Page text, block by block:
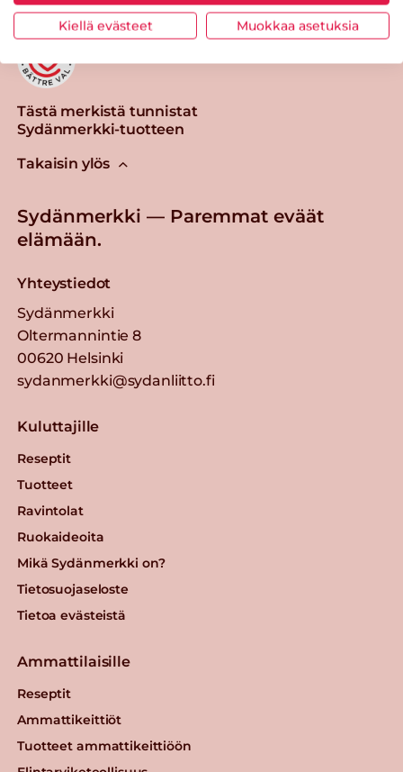
Tästä merkistä tunnistat
Sydänmerkki-tuotteen
Takaisin ylös
Sydänmerkki — Paremmat eväät
elämään.
Yhteystiedot
Sydänmerkki
Oltermannintie 8
00620 Helsinki
sydanmerkki@sydanliitto.fi
Kuluttajille
Reseptit
Tuotteet
Ravintolat
Ruokaideoita
Mikä Sydänmerkki on?
Tietosuojaseloste
Tietoa evästeistä
Ammattilaisille
Reseptit
Ammattikeittiöt
Tuotteet ammattikeittiöön
Kiellä evästeet Muokkaa asetuksia